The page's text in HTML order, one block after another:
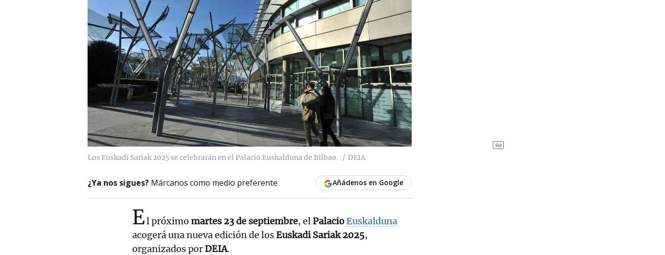
Los Euskadi Sariak 2025 se celebrarán en el Palacio Euskalduna de Bilbao. DEIA
¿Ya nos sigues? Márcanos como medio preferente Añádenos en Google
El próximo martes 23 de septiembre, elPalacioEuskalduna
acogerá una nueva edición de losEuskadi Sariak 2025,
organizados porDEIA.